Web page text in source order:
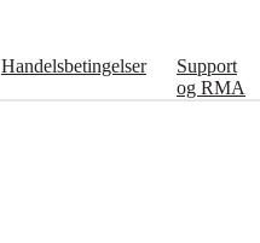
Handelsbetingelser
Support
og RMA